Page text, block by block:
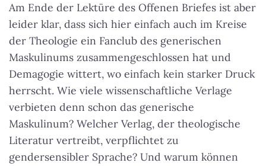
Am Ende der Lektüre des Offenen Briefes ist aber
leider klar, dass sich hier einfach auch im Kreise
der Theologie ein Fanclub des generischen
Maskulinums zusammengeschlossen hat und
Demagogie wittert, wo einfach kein starker Druck
herrscht. Wie viele wissenschaftliche Verlage
verbieten denn schon das generische
Maskulinum? Welcher Verlag, der theologische
Literatur vertreibt, verpflichtet zu
gendersensibler Sprache? Und warum können